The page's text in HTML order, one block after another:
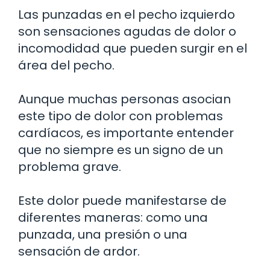
Las punzadas en el pecho izquierdo
son sensaciones agudas de dolor o
incomodidad que pueden surgir en el
área del pecho.
Aunque muchas personas asocian
este tipo de dolor con problemas
cardíacos, es importante entender
que no siempre es un signo de un
problema grave.
Este dolor puede manifestarse de
diferentes maneras: como una
punzada, una presión o una
sensación de ardor.